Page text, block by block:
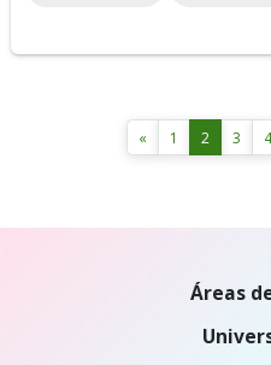
« 1 2 3 4
Áreas